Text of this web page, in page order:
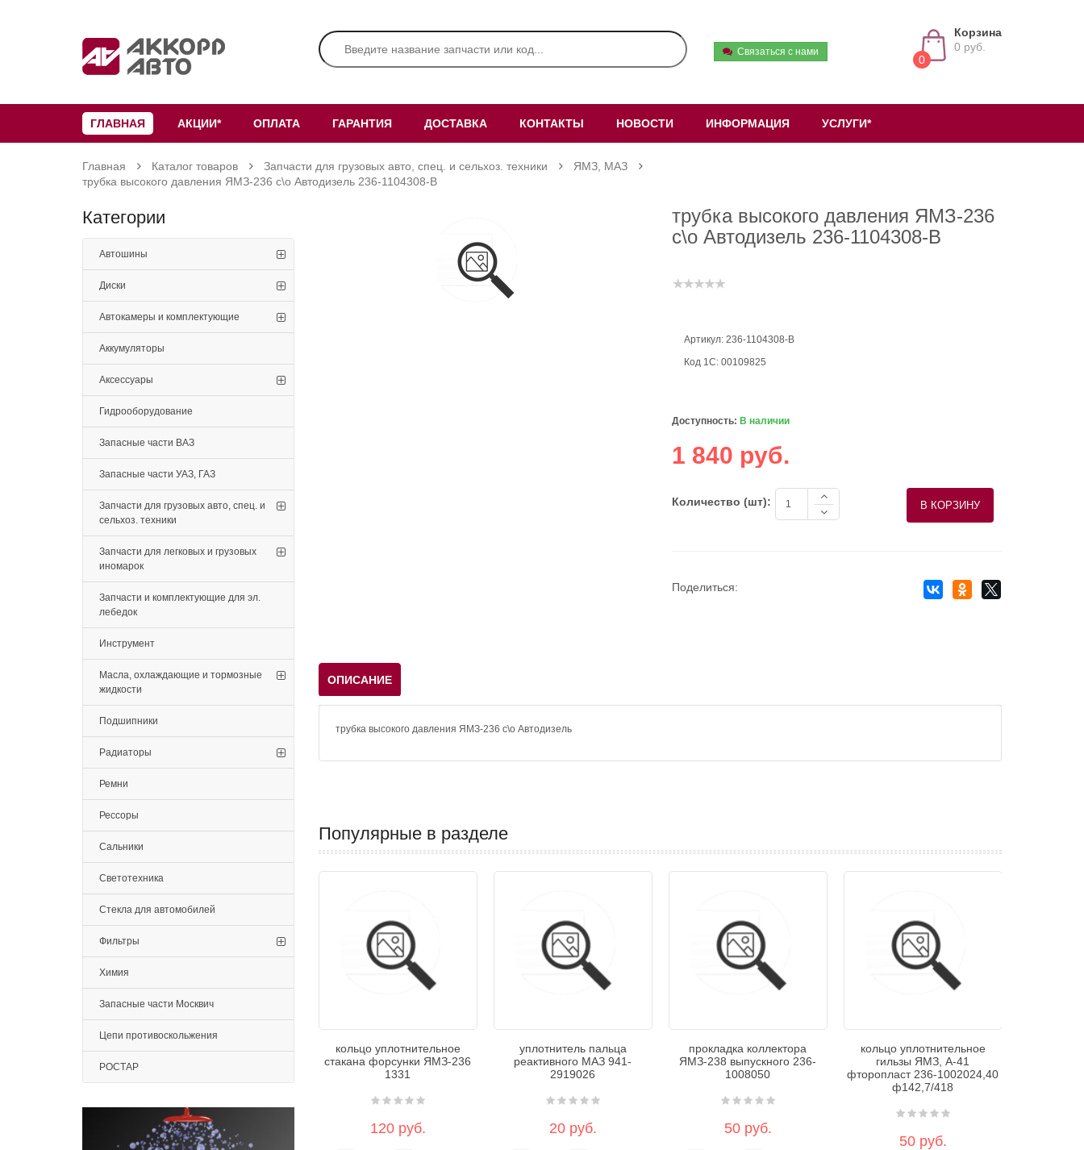
Связаться с нами
0
Корзина
0 руб.
ГЛАВНАЯ АКЦИИ* ОПЛАТА ГАРАНТИЯ ДОСТАВКА КОНТАКТЫ НОВОСТИ ИНФОРМАЦИЯ УСЛУГИ*
Главная Каталог товаров Запчасти для грузовых авто, спец. и сельхоз. техники
ЯМЗ, МАЗ
трубка высокого давления ЯМЗ-236 с\о Автодизель 236-1104308-В
Категории
Автошины
Диски
Автокамеры и комплектующие
Аккумуляторы
Аксессуары
Гидрооборудование
Запасные части ВАЗ
Запасные части УАЗ, ГАЗ
Запчасти для грузовых авто, спец. и
сельхоз. техники
Запчасти для легковых и грузовых
иномарок
Запчасти и комплектующие для эл.
лебедок
Инструмент
Масла, охлаждающие и тормозные
жидкости
Подшипники
Радиаторы
Ремни
Рессоры
Сальники
Светотехника
Стекла для автомобилей
Фильтры
Химия
Запасные части Москвич
Цепи противоскольжения
РОСТАР
трубка высокого давления ЯМЗ-236
с\о Автодизель 236-1104308-В
Артикул: 236-1104308-В
Код 1С: 00109825
Доступность: В наличии
1 840 руб.
Количество (шт):
Поделиться:
ОПИСАНИЕ
трубка высокого давления ЯМЗ-236 с\о Автодизель
Популярные в разделе
кольцо уплотнительное
стакана форсунки ЯМЗ-236
1331
120 руб.
уплотнитель пальца
реактивного МАЗ 941-
2919026
20 руб.
прокладка коллектора
ЯМЗ-238 выпускного 236-
1008050
50 руб.
кольцо уплотнительное
гильзы ЯМЗ, А-41
фторопласт 236-1002024,40
ф142,7/418
50 руб.